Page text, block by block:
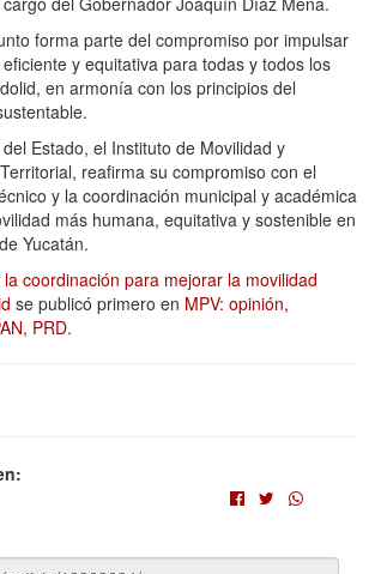
forma parte del compromiso por impulsar
y equitativa para todas y todos los
en armonía con los principios del
Estado, el Instituto de Movilidad y
reafirma su compromiso con el
y la coordinación municipal y académica
más humana, equitativa y sostenible en
Yucatán.
la coordinación para mejorar la movilidad
se publicó primero en MPV: opinión,
PRD.